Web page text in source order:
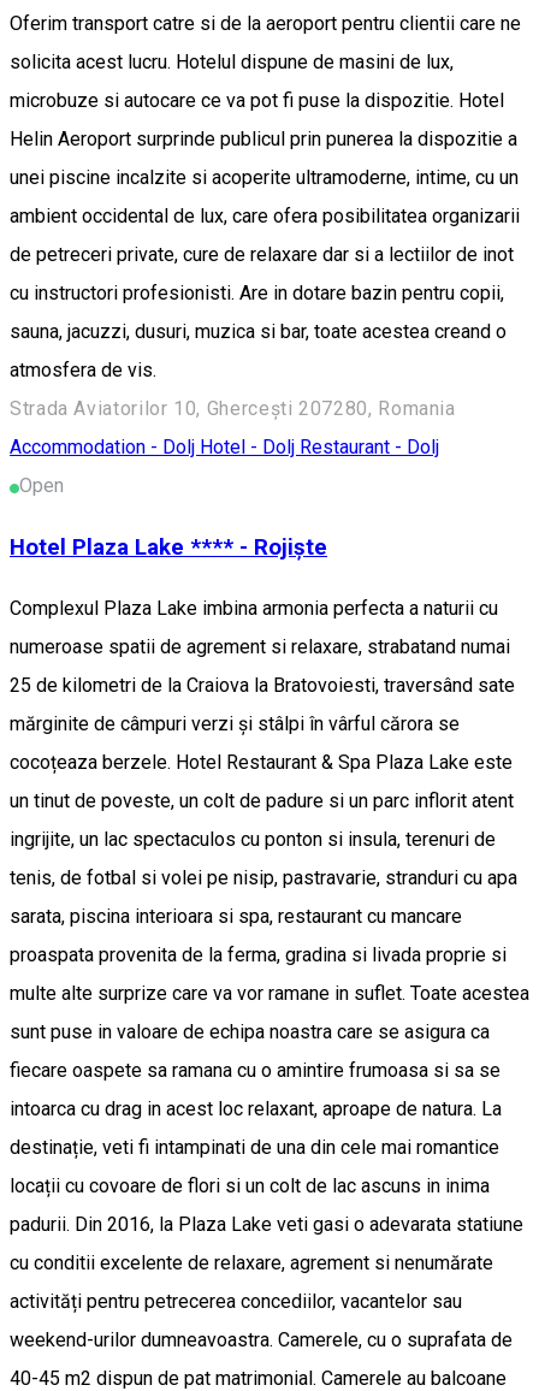
Oferim transport catre si de la aeroport pentru clientii care ne
solicita acest lucru. Hotelul dispune de masini de lux,
microbuze si autocare ce va pot fi puse la dispozitie. Hotel
Helin Aeroport surprinde publicul prin punerea la dispozitie a
unei piscine incalzite si acoperite ultramoderne, intime, cu un
ambient occidental de lux, care ofera posibilitatea organizarii
de petreceri private, cure de relaxare dar si a lectiilor de inot
cu instructori profesionisti. Are in dotare bazin pentru copii,
sauna, jacuzzi, dusuri, muzica si bar, toate acestea creand o
atmosfera de vis.
Strada Aviatorilor 10, Ghercești 207280, Romania
Accommodation - Dolj Hotel - Dolj Restaurant - Dolj
Open
Hotel Plaza Lake **** - Rojiște
Complexul Plaza Lake imbina armonia perfecta a naturii cu
numeroase spatii de agrement si relaxare, strabatand numai
25 de kilometri de la Craiova la Bratovoiesti, traversând sate
mărginite de câmpuri verzi și stâlpi în vârful cărora se
cocoțeaza berzele. Hotel Restaurant & Spa Plaza Lake este
un tinut de poveste, un colt de padure si un parc inflorit atent
ingrijite, un lac spectaculos cu ponton si insula, terenuri de
tenis, de fotbal si volei pe nisip, pastravarie, stranduri cu apa
sarata, piscina interioara si spa, restaurant cu mancare
proaspata provenita de la ferma, gradina si livada proprie si
multe alte surprize care va vor ramane in suflet. Toate acestea
sunt puse in valoare de echipa noastra care se asigura ca
fiecare oaspete sa ramana cu o amintire frumoasa si sa se
intoarca cu drag in acest loc relaxant, aproape de natura. La
destinație, veti fi intampinati de una din cele mai romantice
locații cu covoare de flori si un colt de lac ascuns in inima
padurii. Din 2016, la Plaza Lake veti gasi o adevarata statiune
cu conditii excelente de relaxare, agrement si nenumărate
activități pentru petrecerea concediilor, vacantelor sau
weekend-urilor dumneavoastra. Camerele, cu o suprafata de
40-45 m2 dispun de pat matrimonial. Camerele au balcoane